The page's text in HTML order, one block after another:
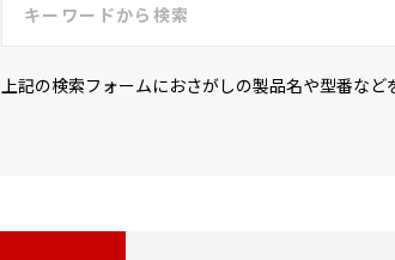
上記の検索フォームにおさがしの製品名や型番な